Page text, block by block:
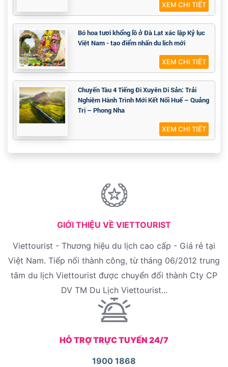
XEM CHI TIẾT
Bó hoa tươi khổng lồ ở Đà Lạt xác lập Kỷ lục
Việt Nam - tạo điểm nhấn du lịch mới
XEM CHI TIẾT
Chuyến Tàu 4 Tiếng Đi Xuyên Di Sản: Trải
Nghiệm Hành Trình Mới Kết Nối Huế – Quảng
Trị – Phong Nha
XEM CHI TIẾT
GIỚI THIỆU VỀ VIETTOURIST
Viettourist - Thương hiệu du lịch cao cấp - Giá rẻ tại
Việt Nam. Tiếp nối thành công, từ tháng 06/2012 trung
tâm du lịch Viettourist được chuyển đổi thành Cty CP
DV TM Du Lịch Viettourist...
HỖ TRỢ TRỰC TUYẾN 24/7
1900 1868